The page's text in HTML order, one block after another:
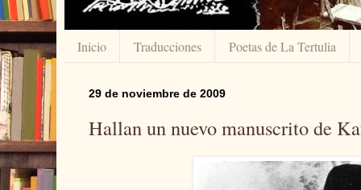
Inicio Traducciones Poetas de La Tertulia
29 de noviembre de 2009
Hallan un nuevo manuscrito de